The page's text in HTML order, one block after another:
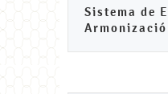
Sistema de